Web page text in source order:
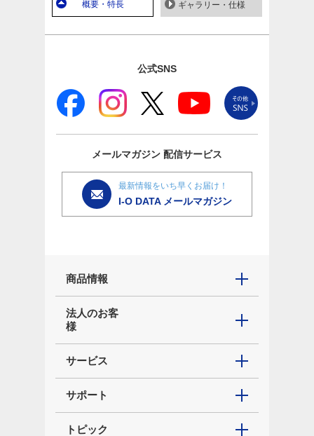
概要・特長 ギャラリー・仕様
公式SNS
メールマガジン 配信サービス
最新情報をいち早くお届け！
I-O DATA メールマガジン
商品情報
法人のお客
様
サービス
サポート
トピック